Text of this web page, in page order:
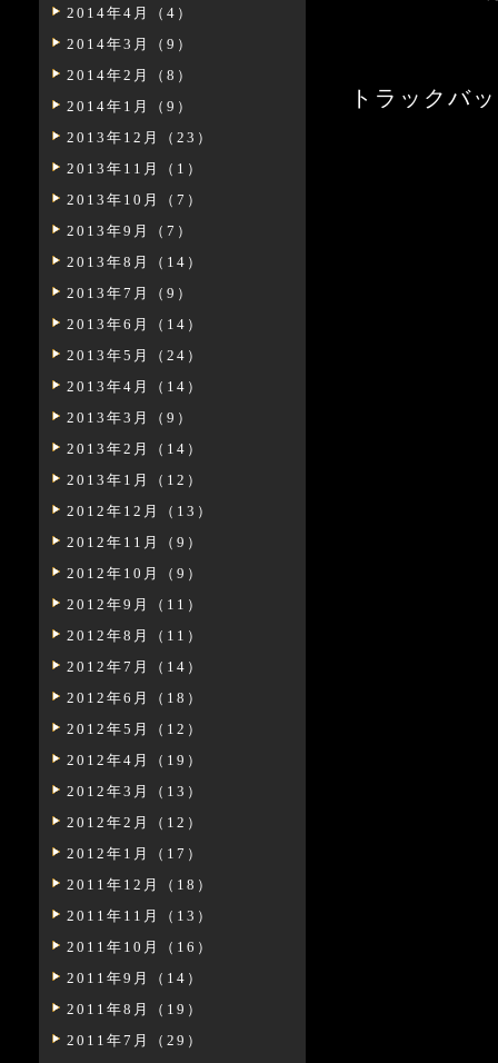
2014年4月（4）
2014年3月（9）
2014年2月（8）
2014年1月（9）
2013年12月（23）
2013年11月（1）
2013年10月（7）
2013年9月（7）
2013年8月（14）
2013年7月（9）
2013年6月（14）
2013年5月（24）
2013年4月（14）
2013年3月（9）
2013年2月（14）
2013年1月（12）
2012年12月（13）
2012年11月（9）
2012年10月（9）
2012年9月（11）
2012年8月（11）
2012年7月（14）
2012年6月（18）
2012年5月（12）
2012年4月（19）
2012年3月（13）
2012年2月（12）
2012年1月（17）
2011年12月（18）
2011年11月（13）
2011年10月（16）
2011年9月（14）
2011年8月（19）
2011年7月（29）
トラックバ